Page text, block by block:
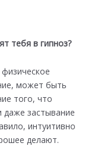
тебя в гипноз?
может быть
того, что
даже застывание
интуитивно
делают.